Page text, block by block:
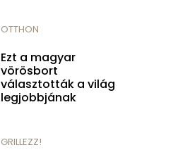
OTTHON
Ezt a magyar
vörösbort
választották a világ
legjobbjának
GRILLEZZ!